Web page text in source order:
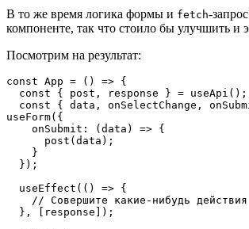
В то же время логика формы и fetch-
компоненте, так что стоило бы улучшить и
Посмотрим на результат:
const App = () => {
  const { post, response } = useApi();
useForm({
    onSubmit: (data) => {
      post(data);
    }
  });
  useEffect(() => {
// Совершите какие-нибудь
  }, [response]);